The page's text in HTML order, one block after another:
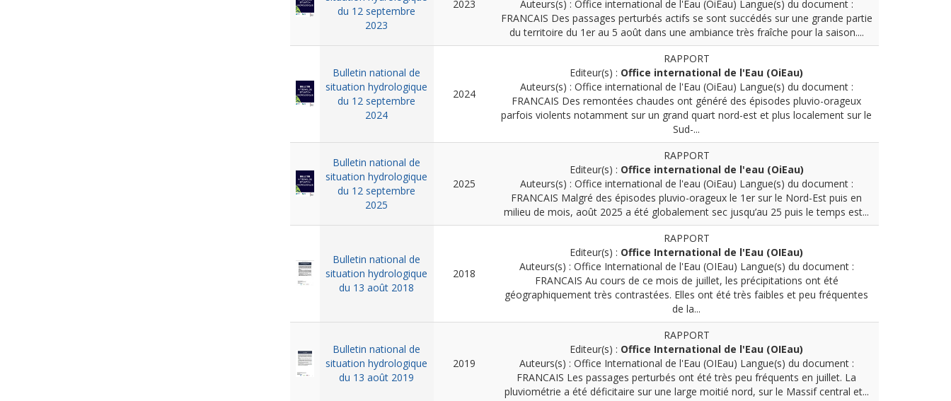
du 12 septembre
2023
2023
Auteurs(s) : Office international de l'Eau (OiEau) Langue(s) du document :
FRANCAIS Des passages perturbés actifs se sont succédés sur une grande partie
du territoire du 1er au 5 août dans une ambiance très fraîche pour la saison....
Bulletin national de
situation hydrologique
du 12 septembre
2024
2024
RAPPORT
Editeur(s) : Office international de l'Eau (OiEau)
Auteurs(s) : Office international de l'Eau (OiEau) Langue(s) du document :
FRANCAIS Des remontées chaudes ont généré des épisodes pluvio-orageux
parfois violents notamment sur un grand quart nord-est et plus localement sur le
Sud-...
Bulletin national de
situation hydrologique
du 12 septembre
2025
2025
RAPPORT
Editeur(s) : Office international de l'eau (OiEau)
Auteurs(s) : Office international de l'eau (OiEau) Langue(s) du document :
FRANCAIS Malgré des épisodes pluvio-orageux le 1er sur le Nord-Est puis en
milieu de mois, août 2025 a été globalement sec jusqu’au 25 puis le temps est...
Bulletin national de
situation hydrologique
du 13 août 2018
2018
RAPPORT
Editeur(s) : Office International de l'Eau (OIEau)
Auteurs(s) : Office International de l'Eau (OIEau) Langue(s) du document :
FRANCAIS Au cours de ce mois de juillet, les précipitations ont été
géographiquement très contrastées. Elles ont été très faibles et peu fréquentes
de la...
Bulletin national de
situation hydrologique
du 13 août 2019
2019
RAPPORT
Editeur(s) : Office International de l'Eau (OIEau)
Auteurs(s) : Office International de l'Eau (OIEau) Langue(s) du document :
FRANCAIS Les passages perturbés ont été très peu fréquents en juillet. La
pluviométrie a été déficitaire sur une large moitié nord, sur le Massif central et...